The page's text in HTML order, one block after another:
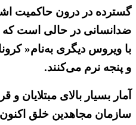
گسترده در درون حاکمیت
ضدانسانی در حالی است که
با ویروس دیگری به‌نام«
و پنجه نرم می‌کنند.
آمار بسیار بالای مبتلایان و